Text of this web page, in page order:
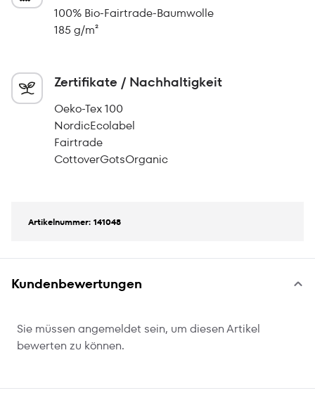
100% Bio-Fairtrade-Baumwolle
185 g/m²
Zertifikate / Nachhaltigkeit
Oeko-Tex 100
NordicEcolabel
Fairtrade
CottoverGotsOrganic
Artikelnummer: 141048
Kundenbewertungen
Sie müssen angemeldet sein, um diesen Artikel
bewerten zu können.